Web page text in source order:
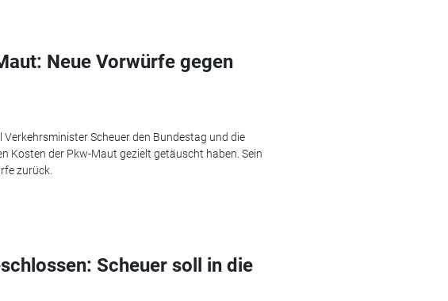
Neue Vorwürfe gegen
Scheuer den Bundestag und die
Kosten der Pkw-Maut gezielt getäuscht haben. Sein
zurück.
Scheuer soll in die